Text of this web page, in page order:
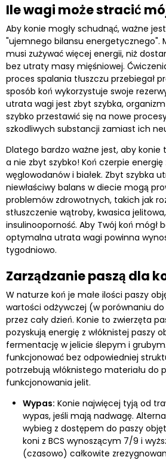
Ile wagi może stracić
Aby konie mogły schudnąć, ważne
"ujemnego bilansu energetycznego".
musi zużywać więcej energii, niż
bez utraty masy mięśniowej.
proces spalania tłuszczu przebiegał
sposób koń wykorzystuje swoje
utrata wagi jest zbyt szybka,
szybko przestawić się na nowe
szkodliwych substancji zamiast ich
Dlatego bardzo ważne jest, aby konie
a nie zbyt szybko! Koń czerpie energię
węglowodanów i białek. Zbyt szybka
niewłaściwy balans w diecie mogą
problemów zdrowotnych, takich jak
stłuszczenie wątroby, kwasica
insulinooporność. Aby Twój koń mógł
optymalna utrata wagi powinna
tygodniowo.
Zarządzanie paszą dla
W naturze koń je małe ilości paszy
wartości odżywczej (w porównaniu
przez cały dzień. Konie to zwierzęta
pozyskują energię z włóknistej paszy
fermentację w jelicie ślepym i
funkcjonować bez odpowiedniej
potrzebują włóknistego materiału do
funkcjonowania jelit.
Wypas: Konie najwięcej tyją od
wypas, jeśli mają nadwagę.
wybieg z dostępem do paszy
koni z BCS wynoszącym 7/9 i
(czasowo) całkowite